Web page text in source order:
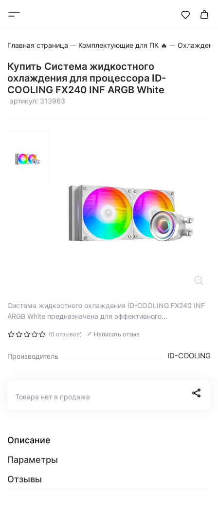
Главная страница Комплектующие для ПК 🔥
Купить Система жидкостного
охлаждения для процессора ID-
COOLING FX240 INF ARGB White
артикул: 313963
Система жидкостного охлаждения ID-COOLING FX240 INF
ARGB White предназначена для эффективного...
(0 отзывов) Написать отзыв
Производитель ID-COOLING
Товара нет в продаже
Описание
Параметры
Отзывы